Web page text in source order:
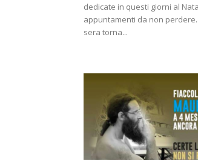
dedicate in questi giorni al
appuntamenti da non
sera torna...